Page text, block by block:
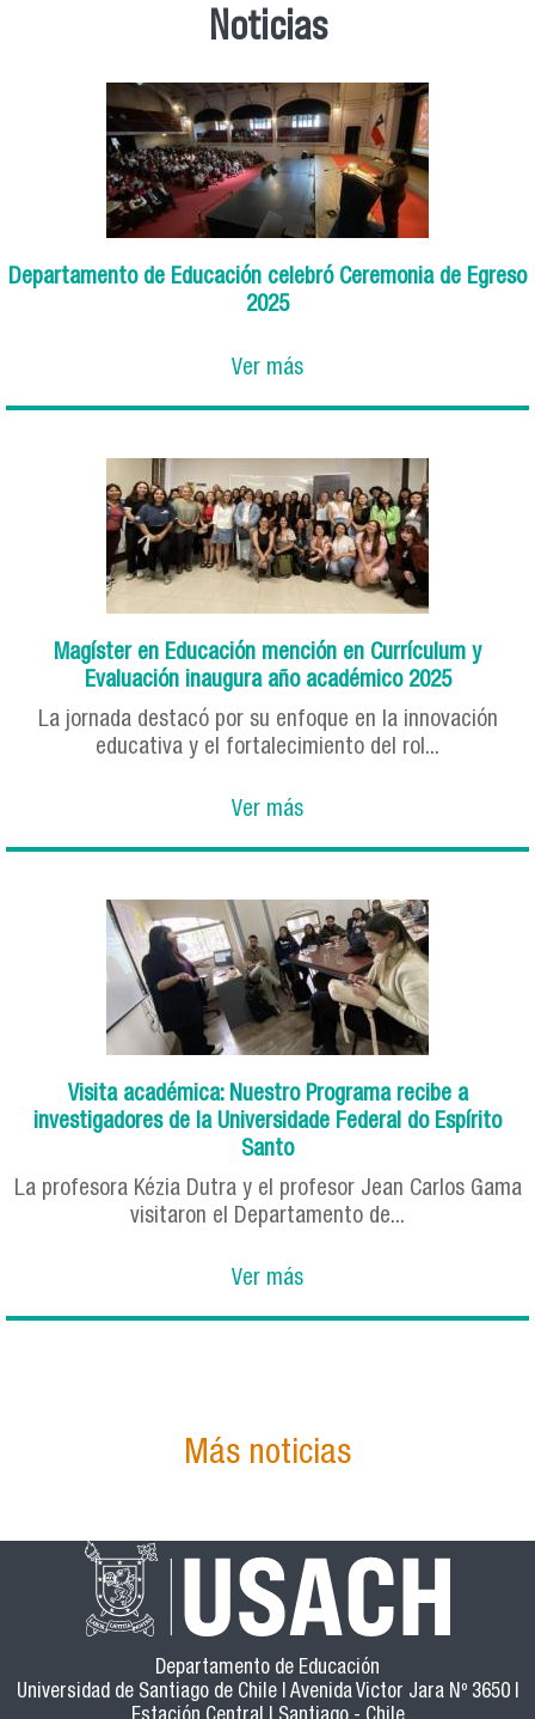
Noticias
Departamento de Educación celebró Ceremonia de Egreso
2025
Ver más
Magíster en Educación mención en Currículum y
Evaluación inaugura año académico 2025
La jornada destacó por su enfoque en la innovación
educativa y el fortalecimiento del rol...
Ver más
Visita académica: Nuestro Programa recibe a
investigadores de la Universidade Federal do Espírito
Santo
La profesora Kézia Dutra y el profesor Jean Carlos Gama
visitaron el Departamento de...
Ver más
Más noticias
Departamento de Educación
Universidad de Santiago de Chile | Avenida Victor Jara Nº 3650 |